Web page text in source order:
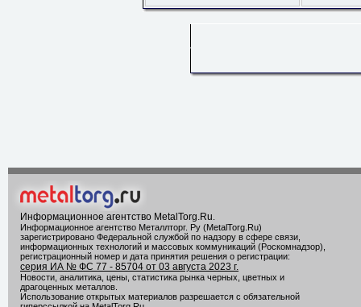
Информационное агентство MetalTorg.Ru
Информационное агентство Металлторг. Ру (MetalTorg.Ru)
зарегистрировано Федеральной службой по надзору в сфере связи,
информационных технологий и массовых коммуникаций (Роскомнадзор),
регистрационный номер и дата принятия решения о регистрации:
серия ИА № ФС 77 - 85704 от 03 августа 2023 г.
Новости, аналитика, цены, статистика рынка черных, цветных и
драгоценных металлов.
Использование открытых материалов разрешается с обязательной